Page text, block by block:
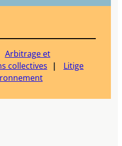
Arbitrage et
collectives
Litige